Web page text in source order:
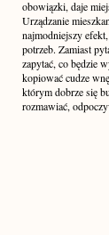
obowiązki, daje
Urządzanie
najmodniejszy
potrzeb. Zamiast
zapytać, co będzie
kopiować cudze
którym dobrze się
rozmawiać,